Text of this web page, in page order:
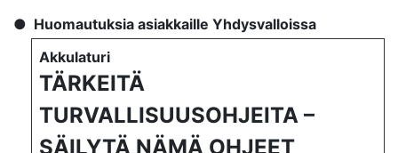
Huomautuksia asiakkaille Yhdysvalloissa
Akkulaturi
TÄRKEITÄ
TURVALLISUUSOHJEITA –
SÄILYTÄ NÄMÄ OHJEET